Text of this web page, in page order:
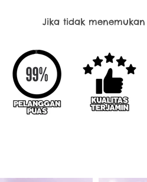
Jika tidak